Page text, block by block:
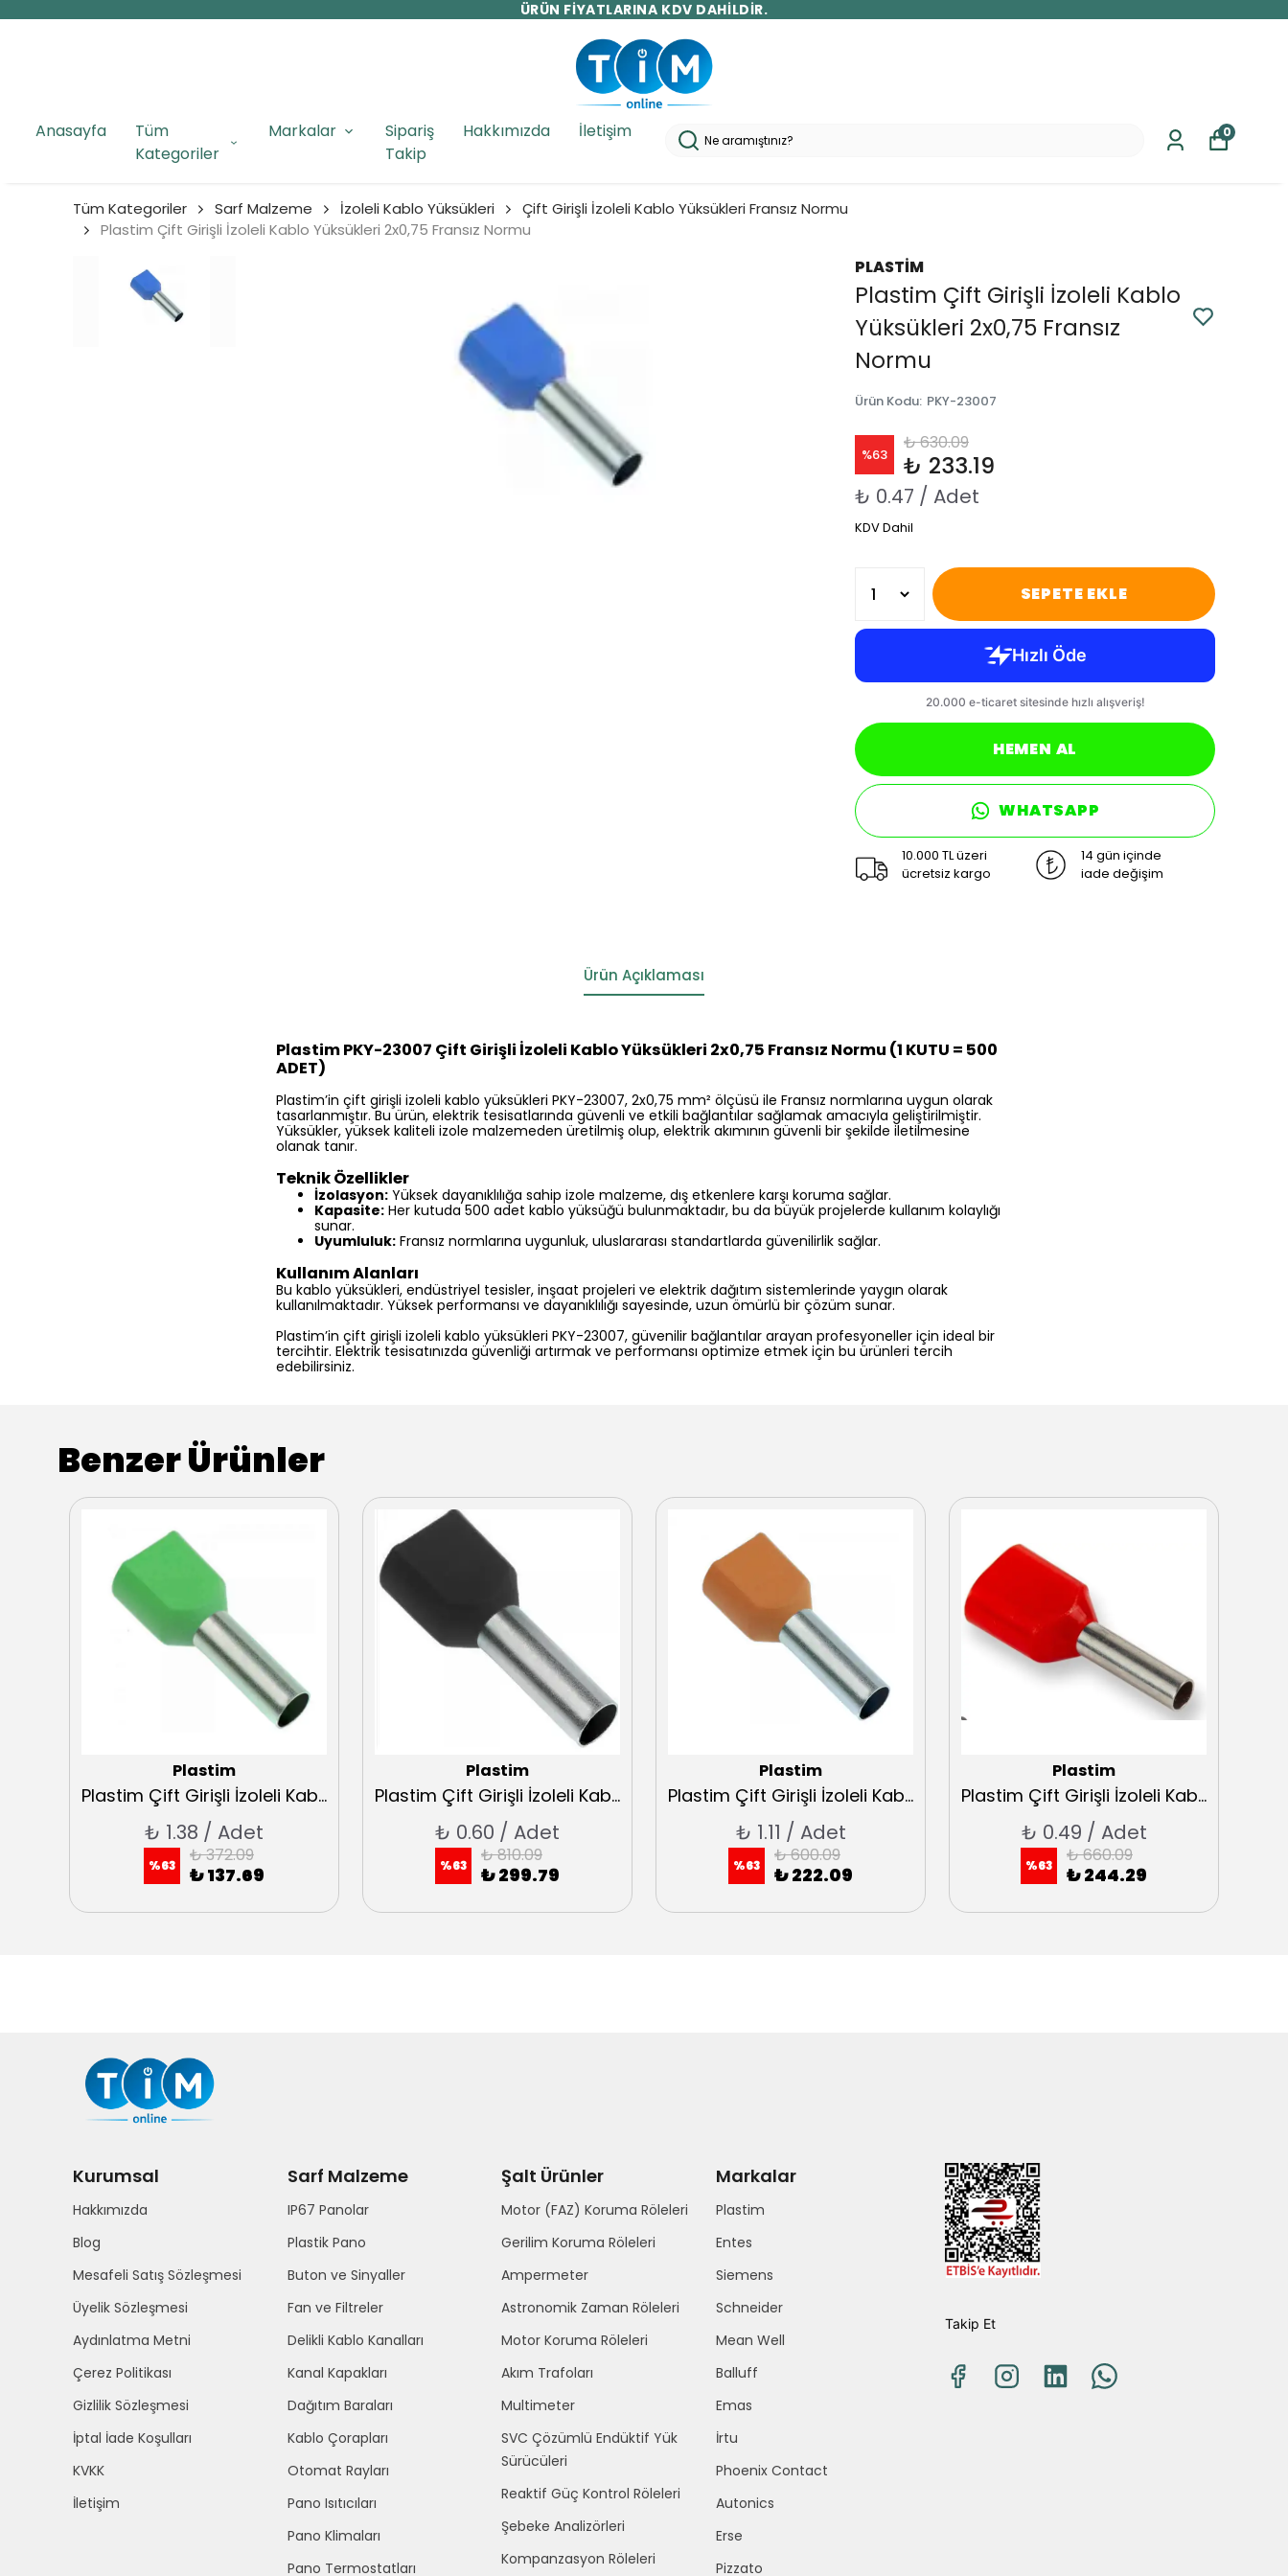
10.000 TL ÜZERİ ÜCRETSİZ KARGO!
Anasayfa
Tüm
Kategoriler
Markalar
Sipariş
Takip
Hakkımızda İletişim 0
Tüm Kategoriler Sarf Malzeme İzoleli Kablo Yüksükleri
Çift Girişli İzoleli Kablo Yüksükleri Fransız Normu
Plastim Çift Girişli İzoleli Kablo Yüksükleri 2x0,75 Fransız Normu
PLASTİM
Plastim Çift Girişli İzoleli Kablo
Yüksükleri 2x0,75 Fransız
Normu
Ürün Kodu: PKY-23007
%63
₺ 630.09
₺ 233.19
₺ 0.47 / Adet
KDV Dahil
SEPETE EKLE
HEMEN AL
WHATSAPP
10.000 TL üzeri
ücretsiz kargo
14 gün içinde
iade değişim
Ürün Açıklaması
Plastim PKY-23007 Çift Girişli İzoleli Kablo Yüksükleri 2x0,75 Fransız Normu (1 KUTU = 500
ADET)
Plastim’in çift girişli izoleli kablo yüksükleri PKY-23007, 2x0,75 mm² ölçüsü ile Fransız normlarına uygun olarak
tasarlanmıştır. Bu ürün, elektrik tesisatlarında güvenli ve etkili bağlantılar sağlamak amacıyla geliştirilmiştir.
Yüksükler, yüksek kaliteli izole malzemeden üretilmiş olup, elektrik akımının güvenli bir şekilde iletilmesine
olanak tanır.
Teknik Özellikler
İzolasyon: Yüksek dayanıklılığa sahip izole malzeme, dış etkenlere karşı koruma sağlar.
Kapasite: Her kutuda 500 adet kablo yüksüğü bulunmaktadır, bu da büyük projelerde kullanım kolaylığı
sunar.
Uyumluluk: Fransız normlarına uygunluk, uluslararası standartlarda güvenilirlik sağlar.
Kullanım Alanları
Bu kablo yüksükleri, endüstriyel tesisler, inşaat projeleri ve elektrik dağıtım sistemlerinde yaygın olarak
kullanılmaktadır. Yüksek performansı ve dayanıklılığı sayesinde, uzun ömürlü bir çözüm sunar.
Plastim’in çift girişli izoleli kablo yüksükleri PKY-23007, güvenilir bağlantılar arayan profesyoneller için ideal bir
tercihtir. Elektrik tesisatınızda güvenliği artırmak ve performansı optimize etmek için bu ürünleri tercih
edebilirsiniz.
Benzer Ürünler
Plastim
Plastim Çift Girişli İzoleli Kablo Yüksükleri 2x6 Fransız Normu
₺ 1.38 / Adet
%63 ₺ 372.09
₺ 137.69
Plastim
Plastim Çift Girişli İzoleli Kablo Yüksükleri 2x1,5 Fransız Normu
₺ 0.60 / Adet
%63 ₺ 810.09
₺ 299.79
Plastim
Plastim Çift Girişli İzoleli Kablo Yüksükleri 2x4 Fransız Normu
₺ 1.11 / Adet
%63 ₺ 600.09
₺ 222.09
Plastim
Plastim Çift Girişli İzoleli Kablo Yüksükleri 2x1 Fransız Normu
₺ 0.49 / Adet
%63 ₺ 660.09
₺ 244.29
Kurumsal
Hakkımızda
Blog
Mesafeli Satış Sözleşmesi
Üyelik Sözleşmesi
Aydınlatma Metni
Çerez Politikası
Gizlilik Sözleşmesi
İptal İade Koşulları
KVKK
İletişim
Sarf Malzeme
IP67 Panolar
Plastik Pano
Buton ve Sinyaller
Fan ve Filtreler
Delikli Kablo Kanalları
Kanal Kapakları
Dağıtım Baraları
Kablo Çorapları
Otomat Rayları
Pano Isıtıcıları
Pano Klimaları
Pano Termostatları
Şalt Ürünler
Motor (FAZ) Koruma Röleleri
Gerilim Koruma Röleleri
Ampermeter
Astronomik Zaman Röleleri
Motor Koruma Röleleri
Akım Trafoları
Multimeter
SVC Çözümlü Endüktif Yük
Sürücüleri
Reaktif Güç Kontrol Röleleri
Şebeke Analizörleri
Kompanzasyon Röleleri
Markalar
Plastim
Entes
Siemens
Schneider
Mean Well
Balluff
Emas
İrtu
Phoenix Contact
Autonics
Erse
Pizzato
Takip Et